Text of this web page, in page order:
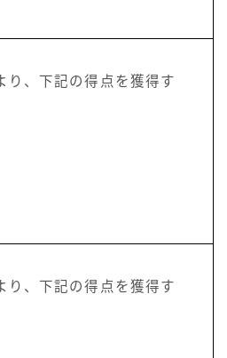
り、下記の得点を獲得す
り、下記の得点を獲得す